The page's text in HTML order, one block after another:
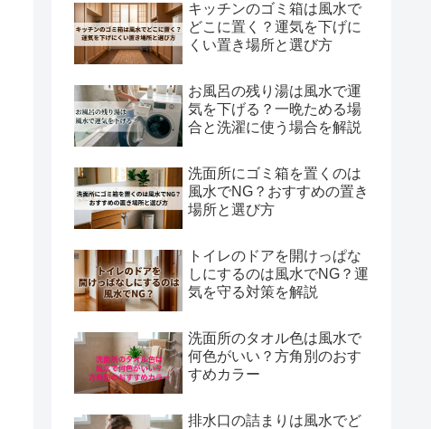
キッチンのゴミ箱は風水で
どこに置く？運気を下げに
くい置き場所と選び方
お風呂の残り湯は風水で運
気を下げる？一晩ためる場
合と洗濯に使う場合を解説
洗面所にゴミ箱を置くのは
風水でNG？おすすめの置き
場所と選び方
トイレのドアを開けっぱな
しにするのは風水でNG？運
気を守る対策を解説
洗面所のタオル色は風水で
何色がいい？方角別のおす
すめカラー
排水口の詰まりは風水でど